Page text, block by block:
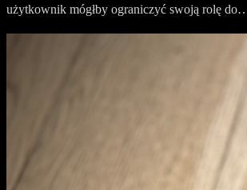
użytkownik mógłby ograniczyć swoją rolę